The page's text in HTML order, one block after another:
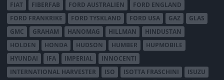
FIAT
FIBERFAB FORD AUSTRALIEN
FORD ENGLAND
FORD FRANKRIKE
FORD TYSKLAND FORD USA GAZ
GLAS
GMC
GRAHAM HANOMAG HILLMAN
HINDUSTAN
HOLDEN
HONDA HUDSON HUMBER
HUPMOBILE
HYUNDAI
IFA IMPERIAL
INNOCENTI
INTERNATIONAL HARVESTER
ISO ISOTTA FRASCHINI
ISUZU